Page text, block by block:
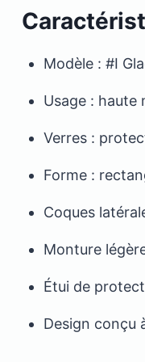
Modèle : #I
Usage : haute
Verres :
Forme :
Coques
Monture
Étui de
Design conçu